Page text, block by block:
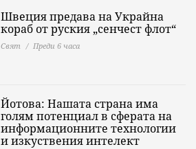
Швеция предава на Украйна
кораб от руския „сенчест флот“
Свят Преди 6 часа
Йотова: Нашата страна има
голям потенциал в сферата на
информационните технологии
и изкуствения интелект